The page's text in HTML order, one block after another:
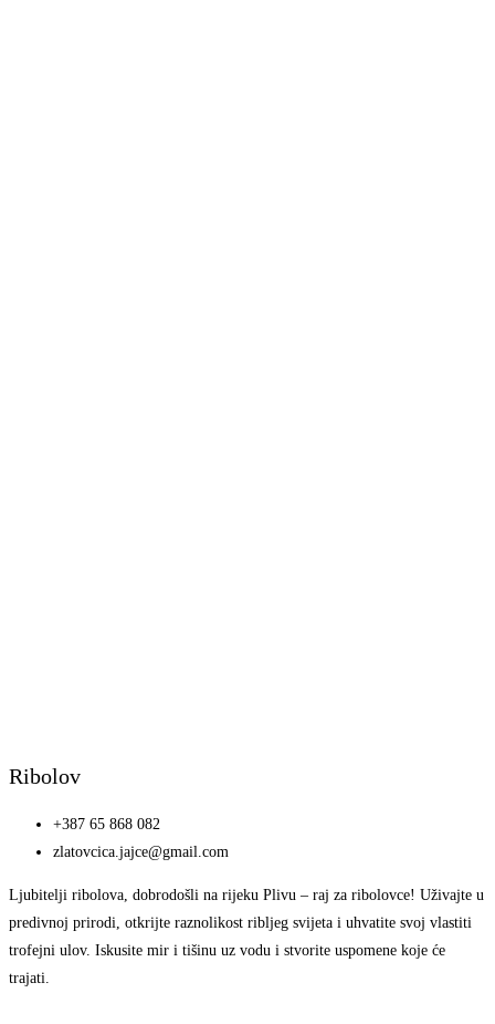
Ribolov
+387 65 868 082
zlatovcica.jajce@gmail.com
Ljubitelji ribolova, dobrodošli na rijeku Plivu – raj za ribolovce! Uživajte u
predivnoj prirodi, otkrijte raznolikost ribljeg svijeta i uhvatite svoj vlastiti
trofejni ulov. Iskusite mir i tišinu uz vodu i stvorite uspomene koje će
trajati.